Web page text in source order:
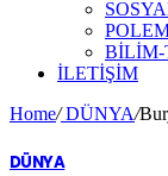
ILETIŞIM
Home/DÜNYA/
DÜNYA